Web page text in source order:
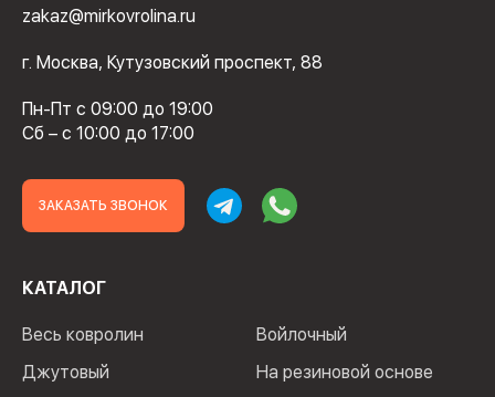
zakaz@mirkovrolina.ru
г. Москва, Кутузовский проспект, 88
Пн-Пт с 09:00 до 19:00
Сб – с 10:00 до 17:00
ЗАКАЗАТЬ ЗВОНОК
КАТАЛОГ
Весь ковролин
Джутовый
Войлочный
На резиновой основе